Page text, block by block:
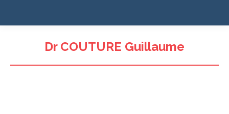
Dr COUTURE Guillaume